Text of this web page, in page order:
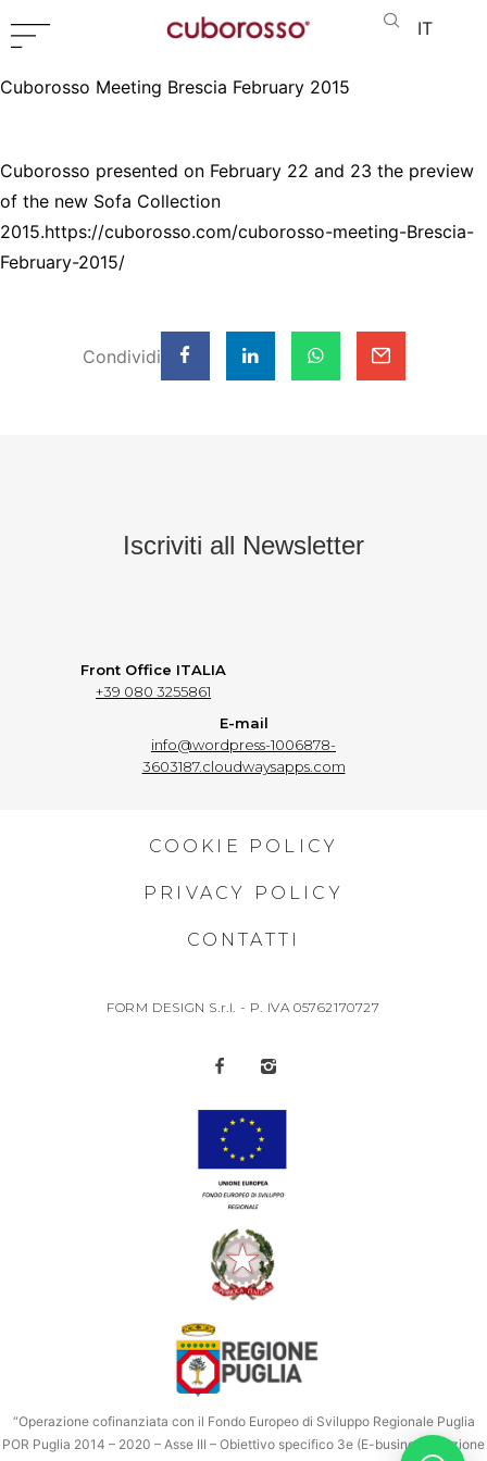
IT
Cuborosso Meeting Brescia February 2015
Cuborosso presented on February 22 and 23 the preview
of the new Sofa Collection
2015.https://cuborosso.com/cuborosso-meeting-Brescia-
February-2015/
Condividi
Iscriviti all Newsletter
Front Office ITALIA
+39 080 3255861
E-mail
info@wordpress-1006878-
3603187.cloudwaysapps.com
COOKIE POLICY
PRIVACY POLICY
CONTATTI
FORM DESIGN S.r.l. - P. IVA 05762170727
“Operazione cofinanziata con il Fondo Europeo di Sviluppo Regionale Puglia
POR Puglia 2014 – 2020 – Asse III – Obiettivo specifico 3e (E-business)– Azione